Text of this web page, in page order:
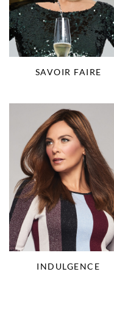
SAVOIR FAIRE
INDULGENCE